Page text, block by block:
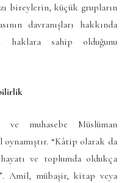
bireylerin, küçük grupların
davranışları hakkında
sahip olduğunu
ve muhasebe Müslüman
“Kâtip olarak da
ve toplumda oldukça
Amil, mübaşir, kitap veya